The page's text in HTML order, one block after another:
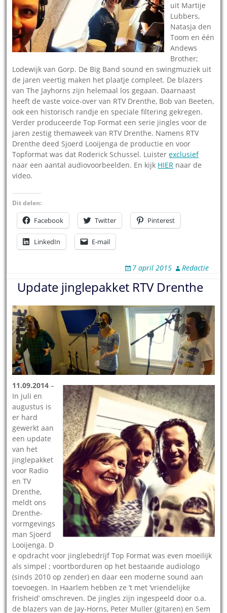
uit Martije
Lubbers,
Natasja den
Toom en één
Andews
Brother;
Lodewijk van Gorp. De Big Band sound en swingmuziek uit
de jaren veertig maken het plaatje compleet. De blazers
van The Jayhorns zijn helemaal los gegaan. Daarnaast
heeft de vaste voice-over van RTV Drenthe, Bob van Beeten,
ook een historisch randje en speciale filtering gekregen.
Verder produceerde Top Format een serie jingles voor de
jaren zestig themaweek van RTV Drenthe. Namens RTV
Drenthe deed Sjoerd Looijenga de productie en voor
Topformat was dat Roderick Schussel. Luisterexclusief
naar een aantal audiovoorbeelden. En kijk HIER naar de
video.
Dit delen:
Facebook Twitter Pinterest
LinkedIn E-mail
7 april 2015 Redactie
Update jinglepakket RTV Drenthe
11.09.2014 –
In juli en
augustus is
er hard
gewerkt aan
een update
van het
jinglepakket
voor Radio
en TV
Drenthe,
meldt ons
Drenthe-
vormgevings
man Sjoerd
Looijenga. D
e opdracht voor jinglebedrijf Top Format was even moeilijk
als simpel ; voortborduren op het bestaande audiologo
(sinds 2010 op zender) en daar een moderne sound aan
toevoegen. In Haarlem hebben ze ’t met ‘vriendelijke
frisheid’ omschreven. De jingles zijn ingespeeld door o.a.
de blazers van de Jay-Horns, Peter Muller (gitaren) en Sem